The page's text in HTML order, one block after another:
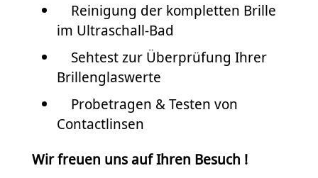
Reinigung der kompletten Brille
im Ultraschall-Bad
Sehtest zur Überprüfung Ihrer
Brillenglaswerte
Probetragen & Testen von
Contactlinsen
Wir freuen uns auf Ihren Besuch !